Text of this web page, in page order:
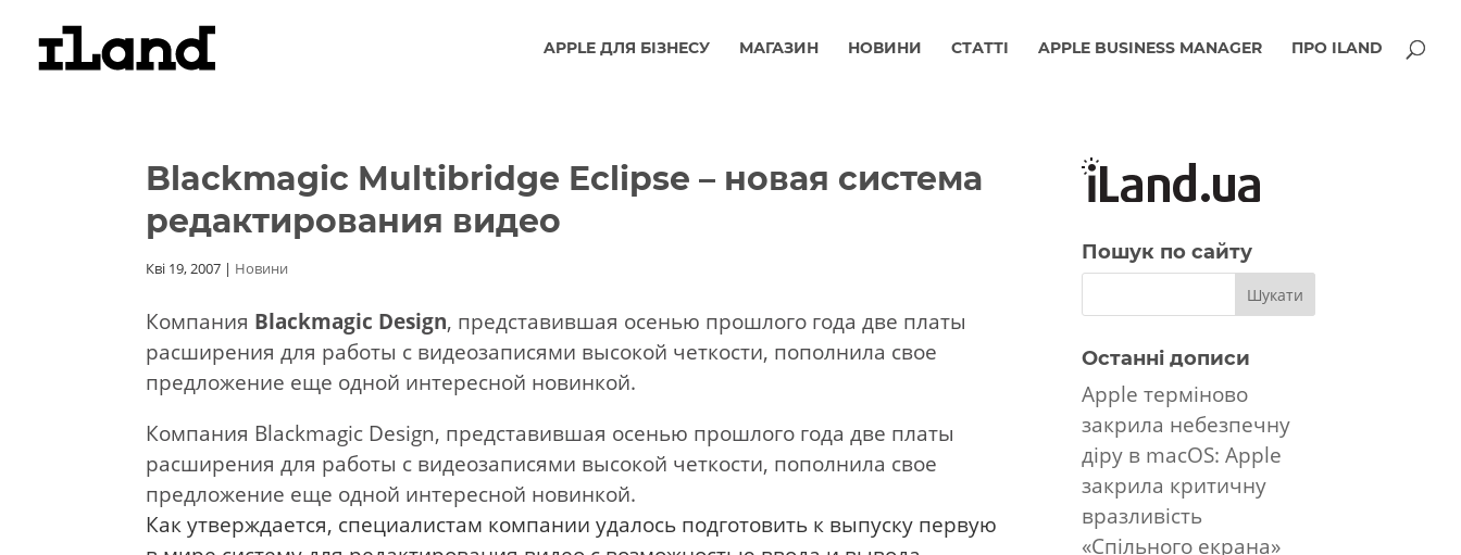
APPLE ДЛЯ БІЗНЕСУ МАГАЗИН НОВИНИ СТАТТІ APPLE BUSINESS MANAGER ПРО ILAND
Blackmagic Multibridge Eclipse – новая система
редактирования видео
Кві 19, 2007 | Новини
Компания Blackmagic Design, представившая осенью прошлого года две платы
расширения для работы с видеозаписями высокой четкости, пополнила свое
предложение еще одной интересной новинкой.
Компания Blackmagic Design, представившая осенью прошлого года две платы
расширения для работы с видеозаписями высокой четкости, пополнила свое
предложение еще одной интересной новинкой.
Как утверждается, специалистам компании удалось подготовить к выпуску первую
Пошук по сайту
Останні дописи
Apple терміново
закрила небезпечну
діру в macOS: Apple
закрила критичну
вразливість
«Спільного екрана»